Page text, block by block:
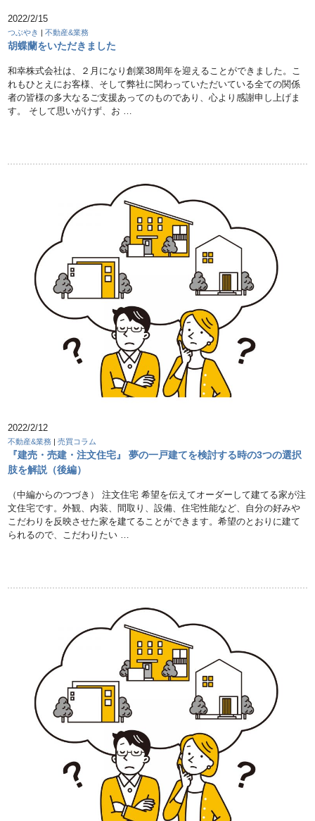
2022/2/15
つぶやき |不動産&業務
胡蝶蘭をいただきました
和幸株式会社は、２月になり創業38周年を迎えることができました。こ
れもひとえにお客様、そして弊社に関わっていただいている全ての関係
者の皆様の多大なるご支援あってのものであり、心より感謝申し上げま
す。 そして思いがけず、お …
2022/2/12
不動産&業務 |売買コラム
『建売・売建・注文住宅』 夢の一戸建てを検討する時の3つの選択
肢を解説（後編）
（中編からのつづき） 注文住宅 希望を伝えてオーダーして建てる家が注
文住宅です。外観、内装、間取り、設備、住宅性能など、自分の好みや
こだわりを反映させた家を建てることができます。希望のとおりに建て
られるので、こだわりたい …